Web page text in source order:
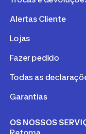
Alertas Cliente
Lojas
Fazer pedido
Todas as
Garantias
OS NOSSOS